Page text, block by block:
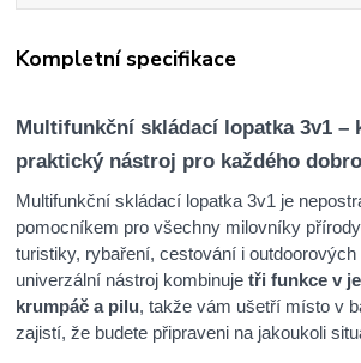
Kompletní specifikace
Multifunkční skládací lopatka 3v1 –
praktický nástroj pro každého
Multifunkční skládací lopatka 3v1 je
pomocníkem pro všechny milovníky
turistiky, rybaření, cestování i outdoorových
univerzální nástroj kombinujetři funkce v
krumpáč a pilu, takže vám ušetří místo v
zajistí, že budete připraveni na jakoukoli